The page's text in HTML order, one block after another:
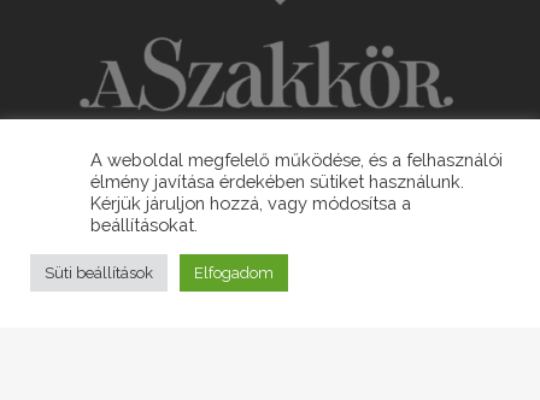
ELÉRHETŐSÉGEK
KAPCSOLAT
A weboldal megfelelő működése, és a felhasználói
élmény javítása érdekében sütiket használunk.
Kérjük járuljon hozzá, vagy módosítsa a
beállításokat.
Süti beállítások Elfogadom